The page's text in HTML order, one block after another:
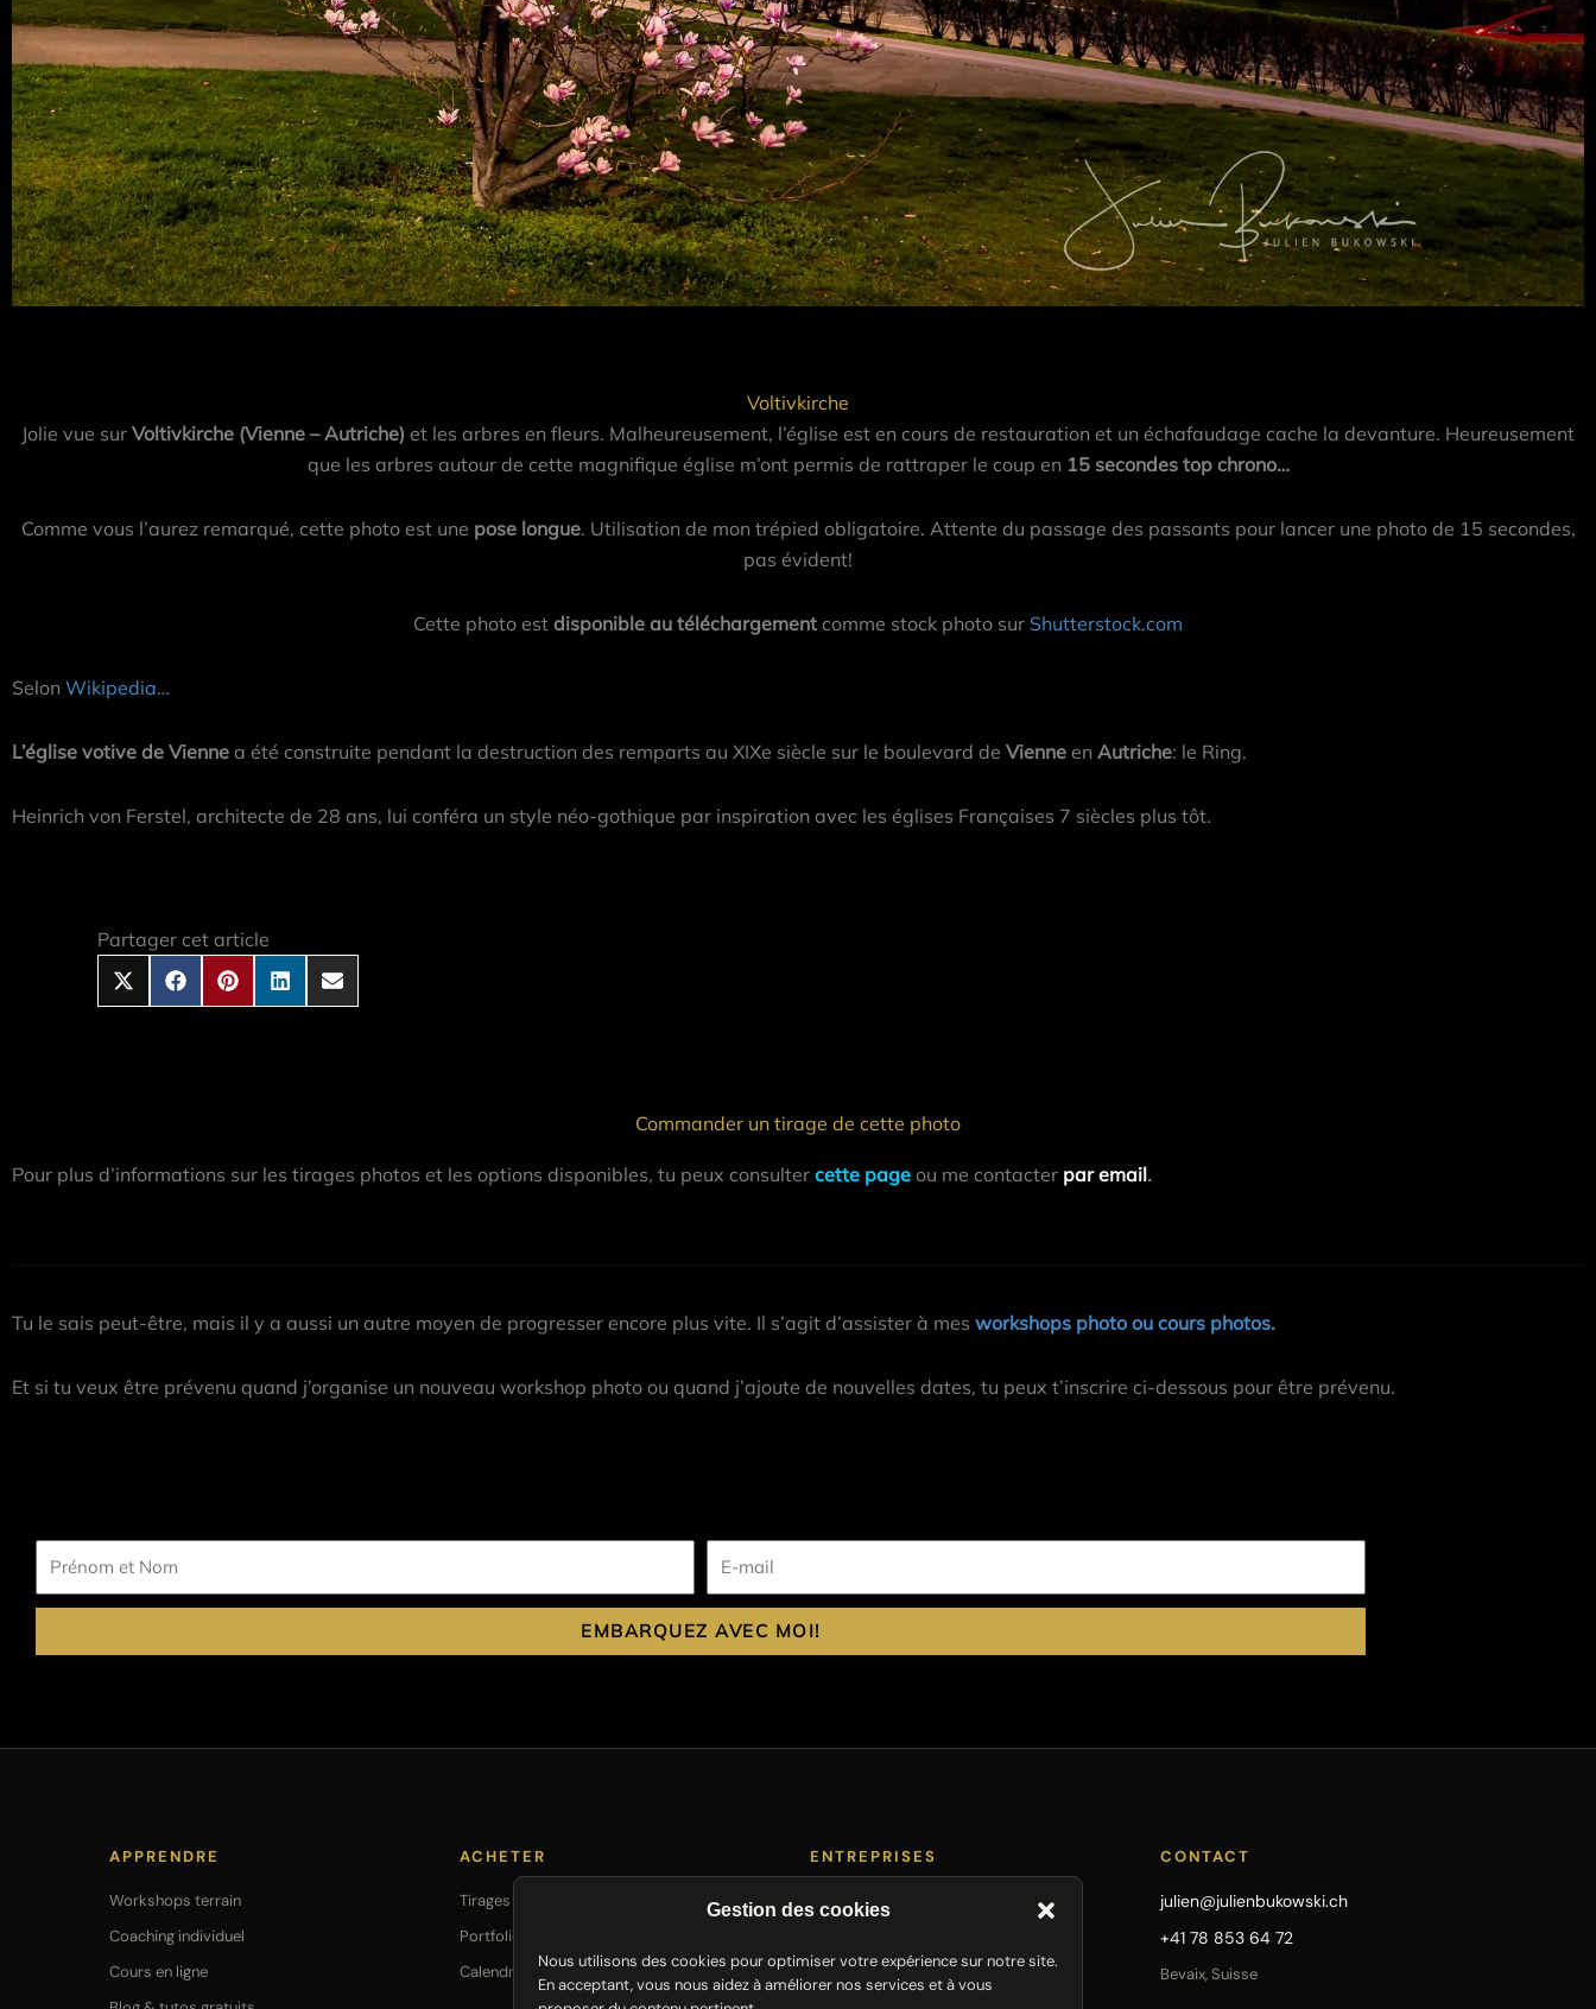
Gestion des cookies
Nous utilisons des cookies pour optimiser votre expérience sur notre site.
En acceptant, vous nous aidez à améliorer nos services et à vous
Voltivkirche
Jolie vue sur Voltivkirche (Vienne – Autriche) et les arbres en fleurs. Malheureusement, l’église est en cours de restauration et un échafaudage cache la devanture. Heureusement
que les arbres autour de cette magnifique église m’ont permis de rattraper le coup en 15 secondes top chrono…
Comme vous l’aurez remarqué, cette photo est une pose longue. Utilisation de mon trépied obligatoire. Attente du passage des passants pour lancer une photo de 15 secondes,
pas évident!
Cette photo est disponible au téléchargement comme stock photo sur Shutterstock.com
Selon Wikipedia…
L’église votive de Vienne a été construite pendant la destruction des remparts au XIXe siècle sur le boulevard de Vienne en Autriche: le Ring.
Heinrich von Ferstel, architecte de 28 ans, lui conféra un style néo-gothique par inspiration avec les églises Françaises 7 siècles plus tôt.
Partager cet article
X
(Twitter)
FacebookPinterest
Commander un tirage de cette photo
Pour plus d’informations sur les tirages photos et les options disponibles, tu peux consulter cette page ou me contacter par email.
Tu le sais peut-être, mais il y a aussi un autre moyen de progresser encore plus vite. Il s’agit d’assister à mes workshops photo ou cours photos.
Et si tu veux être prévenu quand j’organise un nouveau workshop photo ou quand j’ajoute de nouvelles dates, tu peux t’inscrire ci-dessous pour être prévenu.
Prénom
E-
EMBARQUEZ AVEC MOI!
APPRENDRE
Workshops terrain
Coaching individuel
Cours en ligne
ACHETER
Tirages Fine Art
Portfolio
Calendriers
ENTREPRISES
Cartes de vœux
Team building photo
CONTACT
julien@julienbukowski.ch
+41 78 853 64 72
Bevaix, Suisse